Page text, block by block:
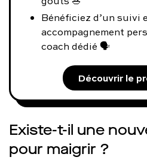
Bénéficiez d’un suivi
accompagnement
coach dédié 🗣️
Découvrir le
Existe-t-il une
pour maigrir ?